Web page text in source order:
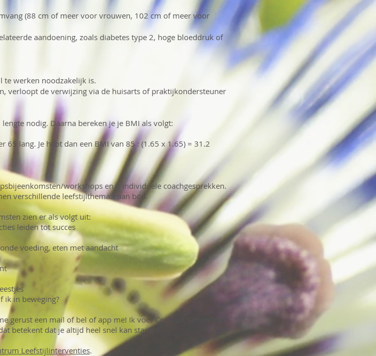
(88 cm of meer voor vrouwen, 102 cm of meer voor
aandoening, zoals diabetes type 2, hoge bloeddruk of
te werken noodzakelijk is.
verloopt de verwijzing via de huisarts of praktijkondersteuner
nodig. Daarna bereken je je BMI als volgt:
65 lang. Je hebt dan een BMI van 85 : (1.65 x 1.65) = 31.2
workshops en 8 individuele coachgesprekken.
verschillende leefstijlthema’s aan bod.
zien er als volgt uit:
leiden tot succes
voeding, eten met aandacht
ik in beweging?
gerust een mail of bel of app me! Ik voer CooL uit samen met
betekent dat je altijd heel snel kan starten.
Leefstijlinterventies.